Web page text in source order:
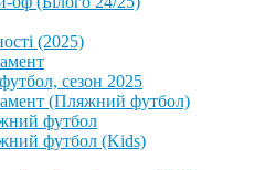
(2025)
сезон 2025
(Пляжний футбол)
футбол
футбол (Kids)